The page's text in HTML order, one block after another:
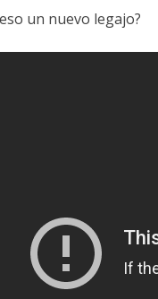
un nuevo legajo?